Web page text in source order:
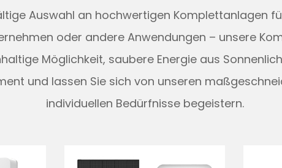
Auswahl an hochwertigen Komplettanlagen
oder andere Anwendungen – unsere
Möglichkeit, saubere Energie aus
und lassen Sie sich von unseren
individuellen Bedürfnisse begeistern.